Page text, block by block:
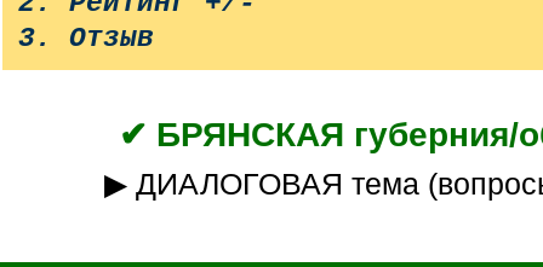
3. Отзыв
✔ БРЯНСКАЯ губерния/
▶ ДИАЛОГОВАЯ тема